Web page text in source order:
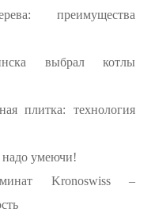
преимущества
выбрал котлы
плитка: технология
умеючи!
Kronoswiss –